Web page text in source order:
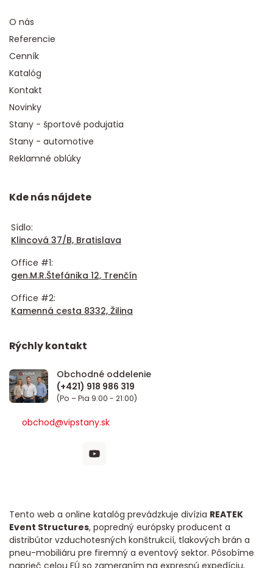
O nás
Referencie
Cenník
Katalóg
Kontakt
Novinky
Stany - športové podujatia
Stany - automotive
Reklamné oblúky
Kde nás nájdete
Sídlo:
Klincová 37/B, Bratislava
Office #1:
gen.M.R.Štefánika 12, Trenčín
Office #2:
Kamenná cesta 8332, Žilina
Tento web a online katalóg prevádzkuje divízia REATEK
Event Structures, popredný európsky producent a
distribútor vzduchotesných konštrukcií, tlakových brán a
pneu-mobiliáru pre firemný a eventový sektor. Pôsobíme
Rýchly kontakt
Obchodné oddelenie
(Po – Pia 9:00 - 21:00)
obchod@vipstany.sk